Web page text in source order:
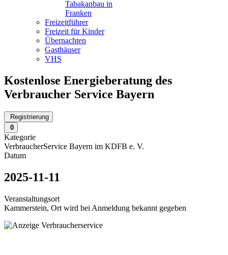
Tabakanbau in
Franken
Freizeitführer
Freizeit für Kinder
Übernachten
Gasthäuser
VHS
Kostenlose Energieberatung des
Verbraucher Service Bayern
Registrierung
0
Kategorie
VerbraucherService Bayern im KDFB e. V.
Datum
2025-11-11
Veranstaltungsort
Kammerstein, Ort wird bei Anmeldung bekannt gegeben